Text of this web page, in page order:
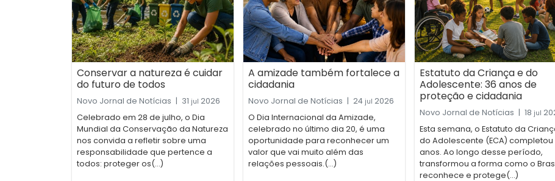
Conservar a natureza é cuidar
do futuro de todos
Novo Jornal de Notícias | 31 jul 2026
Celebrado em 28 de julho, o Dia
Mundial da Conservação da Natureza
nos convida a refletir sobre uma
responsabilidade que pertence a
todos: proteger os(...)
A amizade também fortalece a
cidadania
Novo Jornal de Notícias | 24 jul 2026
O Dia Internacional da Amizade,
celebrado no último dia 20, é uma
oportunidade para reconhecer um
valor que vai muito além das
relações pessoais.(...)
Estatuto da Criança e do
Adolescente: 36 anos de
proteção e cidadania
Novo Jornal de Notícias | 18 jul
Esta semana, o Estatuto da
do Adolescente (ECA) completou
anos. Ao longo desse período,
transformou a forma como o
reconhece e protege(...)